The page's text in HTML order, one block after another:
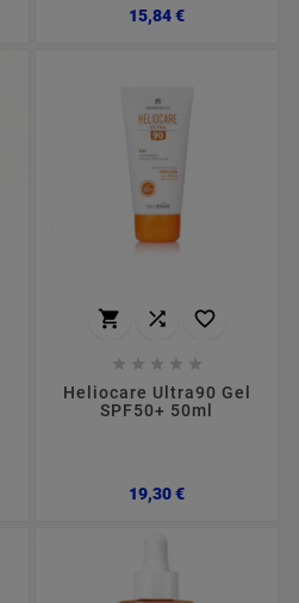
15,84 €Preço
  
    
Heliocare Ultra90 Gel
SPF50+ 50ml
19,30 €Preço